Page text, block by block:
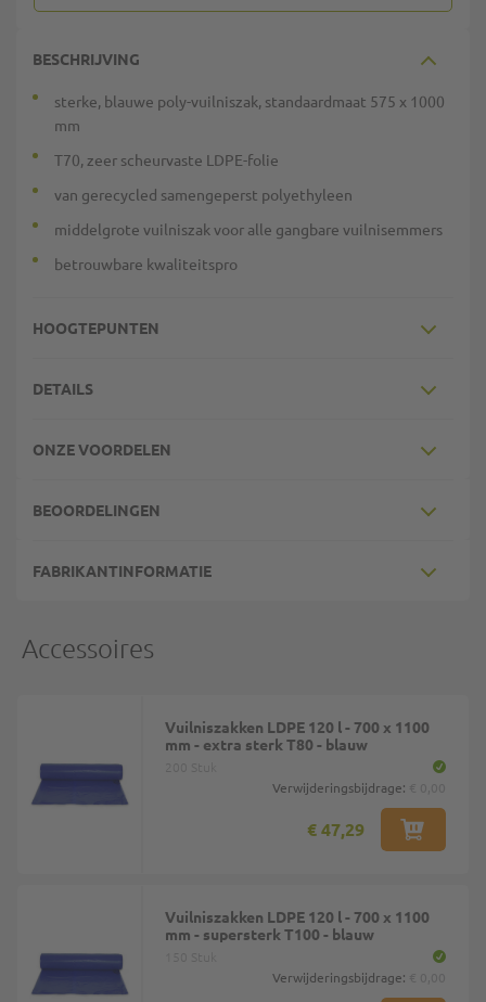
BESCHRIJVING
sterke, blauwe poly-vuilniszak, standaardmaat 575 x 1000
mm
T70, zeer scheurvaste LDPE-folie
van gerecycled samengeperst polyethyleen
middelgrote vuilniszak voor alle gangbare vuilnisemmers
betrouwbare kwaliteitspro
HOOGTEPUNTEN
DETAILS
ONZE VOORDELEN
BEOORDELINGEN
FABRIKANTINFORMATIE
Accessoires
Vuilniszakken LDPE 120 l - 700 x 1100
mm - extra sterk T80 - blauw
Verwijderingsbijdrage:
€ 47,29
Vuilniszakken LDPE 120 l - 700 x 1100
mm - supersterk T100 - blauw
Verwijderingsbijdrage: